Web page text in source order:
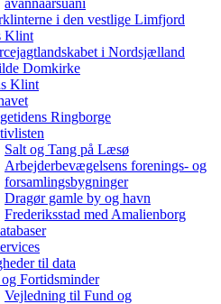
avannaarsuani
i den vestlige Limfjord
Klint
i Nordsjælland
Domkirke
Klint
Ringborge
Salt og Tang på Læsø
Arbejderbevægelsens forenings- og
forsamlingsbygninger
Dragør gamle by og havn
Frederiksstad med Amalienborg
til data
Fortidsminder
Vejledning til Fund og